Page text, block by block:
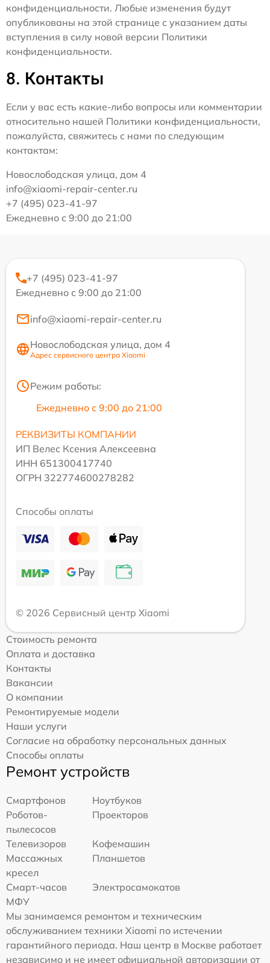
конфиденциальности. Любые изменения будут
опубликованы на этой странице с указанием даты
вступления в силу новой версии Политики
конфиденциальности.
8. Контакты
Если у вас есть какие-либо вопросы или комментарии
относительно нашей Политики конфиденциальности,
пожалуйста, свяжитесь с нами по следующим
контактам:
Новослободская улица, дом 4
info@xiaomi-repair-center.ru
+7 (495) 023-41-97
Ежедневно с 9:00 до 21:00
+7 (495) 023-41-97
Ежедневно с 9:00 до 21:00
info@xiaomi-repair-center.ru
Новослободская улица, дом 4
Адрес сервисного центра Xiaomi
Режим работы:
Ежедневно с 9:00 до 21:00
РЕКВИЗИТЫ КОМПАНИИ
ИП Велес Ксения Алексеевна
ИНН 651300417740
ОГРН 322774600278282
Способы оплаты
© 2026 Сервисный центр Xiaomi
Стоимость ремонта
Оплата и доставка
Контакты
Вакансии
О компании
Ремонтируемые модели
Наши услуги
Согласие на обработку персональных данных
Способы оплаты
Ремонт устройств
Смартфонов
Ноутбуков
Роботов-
пылесосов
Проекторов
Телевизоров
Кофемашин
Массажных
кресел
Планшетов
Смарт-часов
Электросамокатов
МФУ
Мы занимаемся ремонтом и техническим
обслуживанием техники Xiaomi по истечении
гарантийного периода. Наш центр в Москве работает
независимо и не имеет официальной авторизации от